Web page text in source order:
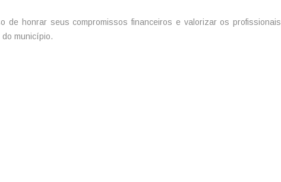
de honrar seus compromissos financeiros e valorizar os profissionais
município.